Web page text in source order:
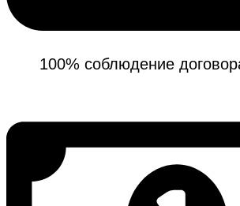
100% соблюдение